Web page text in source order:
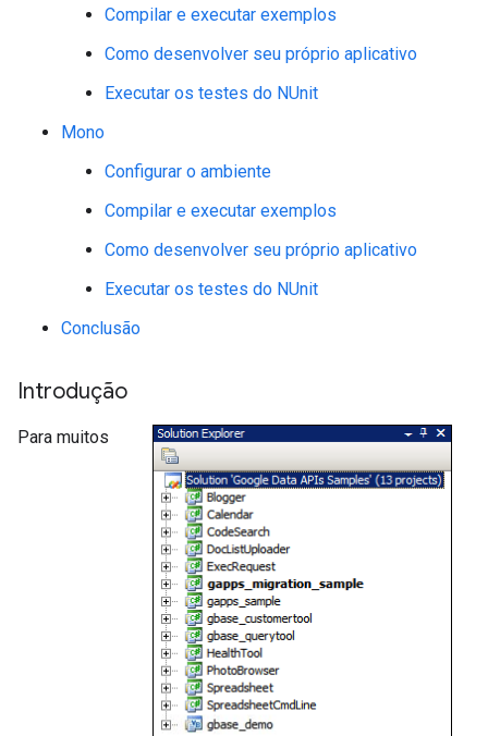
Compilar e executar exemplos
Como desenvolver seu próprio aplicativo
Executar os testes do NUnit
Mono
Configurar o ambiente
Compilar e executar exemplos
Como desenvolver seu próprio aplicativo
Executar os testes do NUnit
Conclusão
Introdução
Para muitos